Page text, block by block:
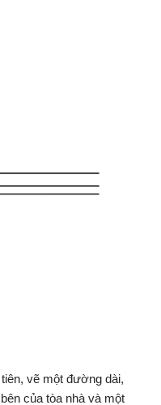
vẽ một đường dài,
của tòa nhà và một